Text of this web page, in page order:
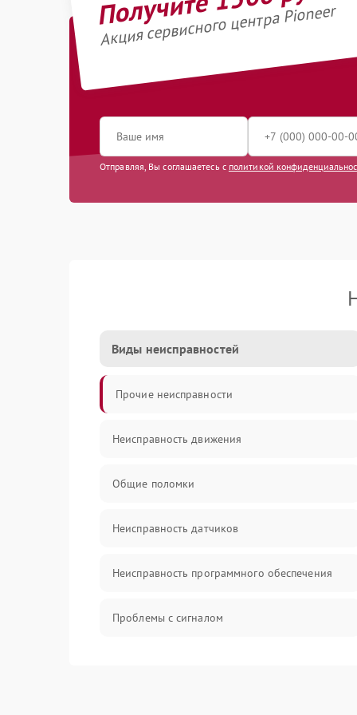
Акция сервисного центра Pioneer
Отправляя, Вы соглашаетесь с политикой
Виды неисправностей
Прочие неисправности
Неисправность движения
Общие поломки
Неисправность датчиков
Неисправность программного обеспечения
Проблемы с сигналом